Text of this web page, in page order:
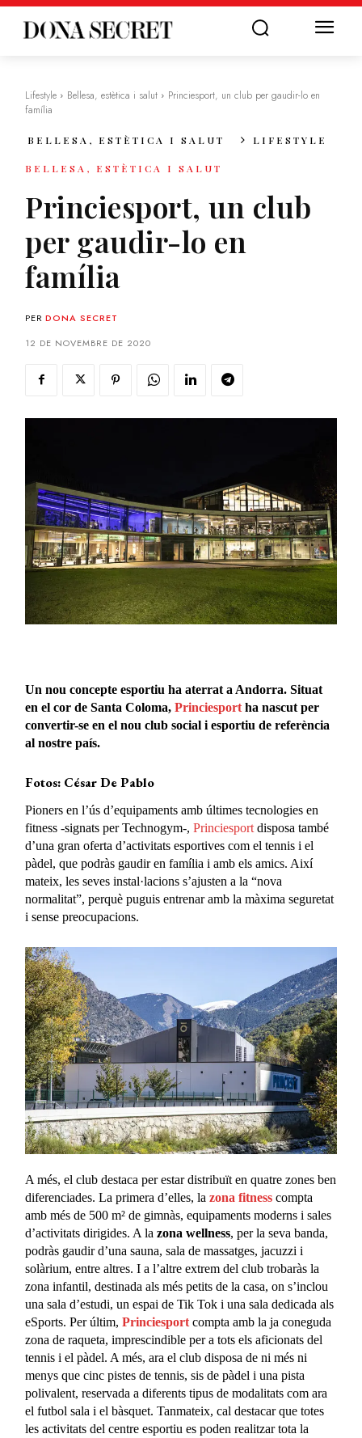
Lifestyle Bellesa, estètica i salut
Princiesport, un club per gaudir-lo en
família
BELLESA, ESTÈTICA I SALUT LIFESTYLE
BELLESA, ESTÈTICA I SALUT
Princiesport, un club
per gaudir-lo en
família
PER DONA SECRET
12 DE NOVEMBRE DE 2020
Un nou concepte esportiu ha aterrat a Andorra. Situat
en el cor de Santa Coloma,Princiesportha nascut per
convertir-se en el nou club social i esportiu de referència
al nostre país.
Fotos: César De Pablo
Pioners en l’ús d’equipaments amb últimes tecnologies en
fitness -signats per Technogym-,Princiesport disposa també
d’una gran oferta d’activitats esportives com el tennis i el
pàdel, que podràs gaudir en família i amb els amics. Així
mateix, les seves instal·lacions s’ajusten a la “nova
normalitat”, perquè puguis entrenar amb la màxima seguretat
i sense preocupacions.
A més, el club destaca per estar distribuït en quatre zones ben
diferenciades. La primera d’elles, lazona fitnesscompta
amb més de 500 m² de gimnàs, equipaments moderns i sales
d’activitats dirigides. A lazona wellness, per la seva banda,
podràs gaudir d’una sauna, sala de massatges, jacuzzi i
solàrium, entre altres. I a l’altre extrem del club trobaràs la
zona infantil, destinada als més petits de la casa, on s’inclou
una sala d’estudi, un espai de Tik Tok i una sala dedicada als
eSports. Per últim,Princiesport compta amb la ja coneguda
zona de raqueta, imprescindible per a tots els aficionats del
tennis i el pàdel. A més, ara el club disposa de ni més ni
menys que cinc pistes de tennis, sis de pàdel i una pista
polivalent, reservada a diferents tipus de modalitats com ara
el futbol sala i el bàsquet. Tanmateix, cal destacar que totes
les activitats del centre esportiu es poden realitzar tota la